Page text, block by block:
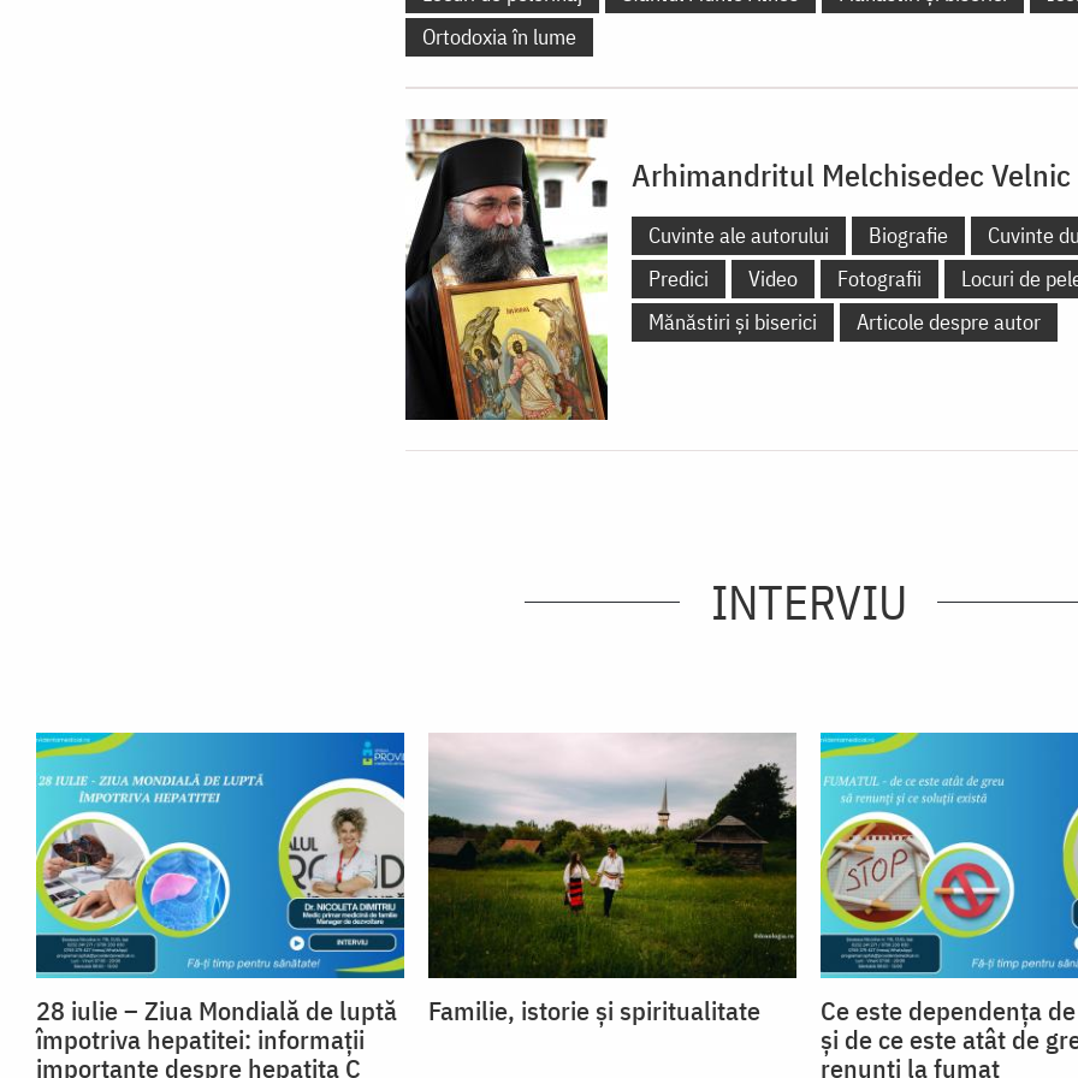
Ortodoxia în lume
Arhimandritul Melchisedec Velnic
Cuvinte ale autorului Biografie
Cuvinte
Predici
Video Fotografii
Locuri de
Mănăstiri și biserici
Articole despre autor
INTERVIU
28 iulie – Ziua Mondială de luptă
împotriva hepatitei: informații
importante despre hepatita C
Familie, istorie și spiritualitate
Ce este dependența
și de ce este atât de
renunți la fumat